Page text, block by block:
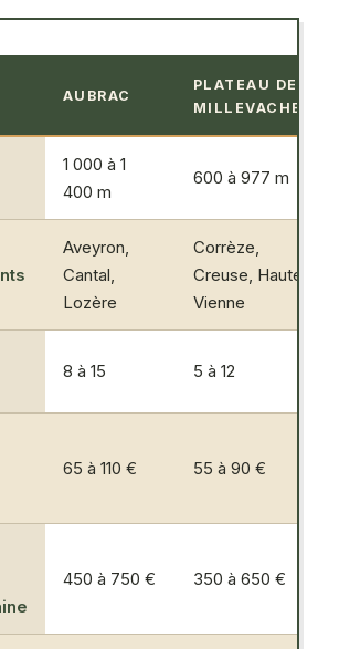
AUBRAC
PLATEAU DE
MILLEVACHES
1 000 à 1
400 m
600 à 977 m
Aveyron,
Cantal,
Lozère
Corrèze,
Creuse, Haute-
Vienne
8 à 15 5 à 12
65 à 110 € 55 à 90 €
450 à 750 € 350 à 650 €